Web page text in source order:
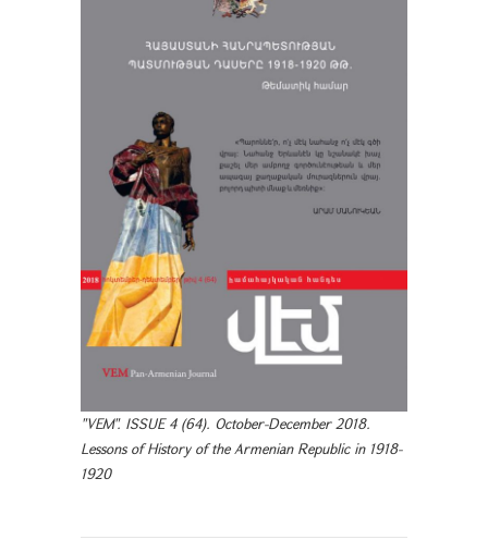
"VEM". ISSUE 4 (64). October-December 2018.
Lessons of History of the Armenian Republic in 1918-
1920